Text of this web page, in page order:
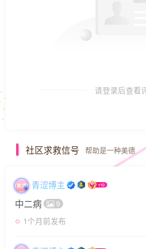
请登录后查看
社区求救信号 帮助是一种美德
青涩博主
中二病 9
1个月前发布